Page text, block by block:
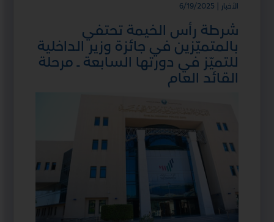
الأخبار | 6/19/2025
شرطة رأس الخيمة تحتفي
بالمتميّزين في جائزة وزير الداخلية
للتميّز في دورتها السابعة ــ مرحلة
القائد العام